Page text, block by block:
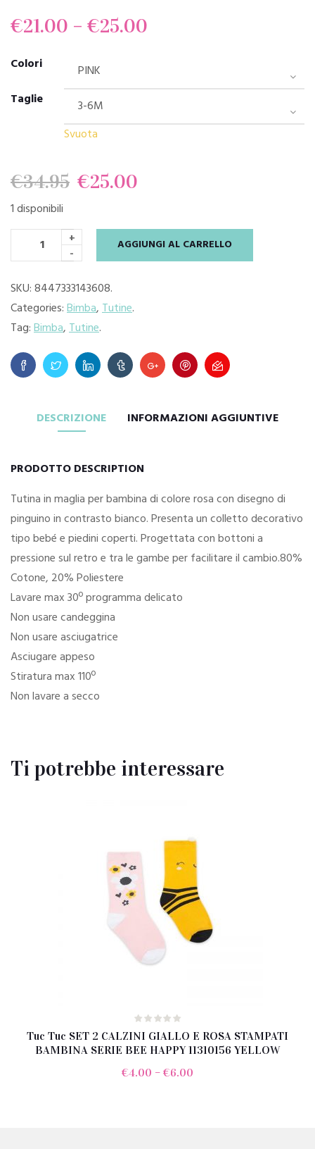
€21.00 – €25.00
Colori
Taglie
Svuota
€34.95 Il
originale
era:
€34.95.
€25.00
attuale
1 disponibili
+
-
AGGIUNGI AL CARRELLO
SKU:8447333143608.
Categories:Bimba,Tutine.
Tag:Bimba,Tutine.
DESCRIZIONE INFORMAZIONI AGGIUNTIVE
PRODOTTO DESCRIPTION
Tutina in maglia per bambina di colore rosa con disegno di
pinguino in contrasto bianco. Presenta un colletto decorativo
tipo bebé e piedini coperti. Progettata con bottoni a
pressione sul retro e tra le gambe per facilitare il cambio.80%
Cotone, 20% Poliestere
Lavare max 30º programma delicato
Non usare candeggina
Non usare asciugatrice
Asciugare appeso
Stiratura max 110º
Non lavare a secco
Ti potrebbe interessare
Tuc Tuc SET 2 CALZINI GIALLO E ROSA STAMPATI
BAMBINA SERIE BEE HAPPY 11310156 YELLOW
€4.00 – €6.00